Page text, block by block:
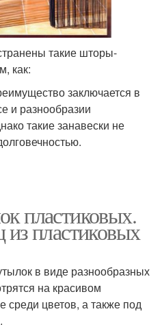
такие шторы-
как:
заключается в
и разнообразии
такие занавески не
пластиковых.
из пластиковых
в виде разнообразных
на красивом
среди цветов, а также под